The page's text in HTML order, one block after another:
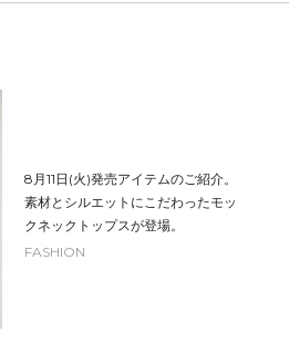
8月11日(火)発売アイテムのご紹介。
素材とシルエットにこだわったモッ
クネックトップスが登場。
FASHION